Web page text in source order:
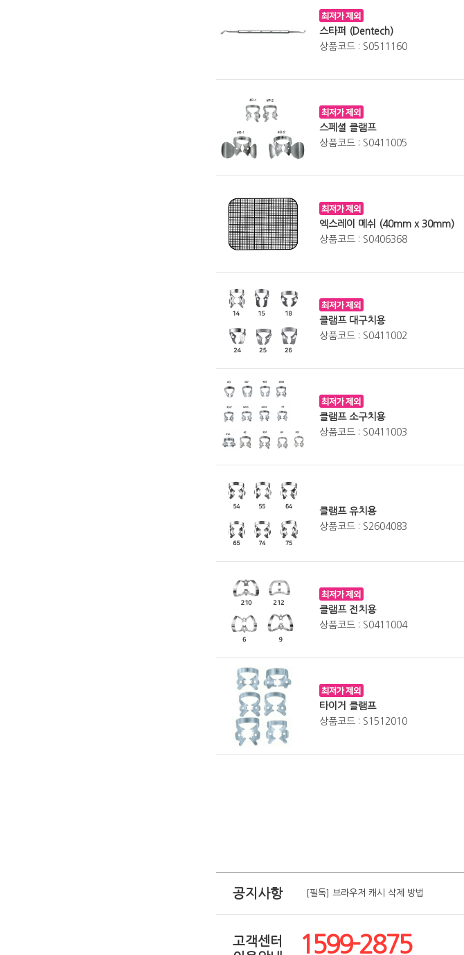
스타퍼 (Dentech)
상품코드 : S0511160
스페셜 클램프
상품코드 : S0411005
엑스레이 메쉬 (40mm x 30mm)
상품코드 : S0406368
클램프 대구치용
상품코드 : S0411002
클램프 소구치용
상품코드 : S0411003
클램프 유치용
상품코드 : S2604083
클램프 전치용
상품코드 : S0411004
타이거 클램프
상품코드 : S1512010
공지사항
[필독] 브라우저 캐시 삭제 방법
[필독] 브라우저 캐시 삭제 방법
고객센터
1599-2875